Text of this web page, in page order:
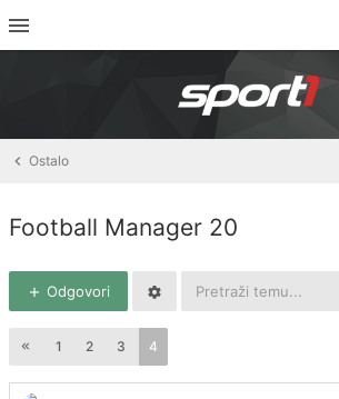
Ostalo
Football Manager 20
Odgovori
1 2 3 4